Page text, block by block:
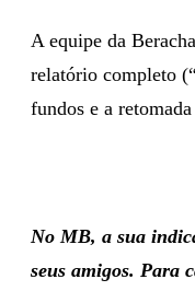
A equipe da
relatório completo
fundos e a
No MB, a sua
seus amigos. Para